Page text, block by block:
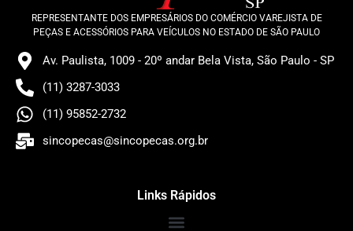
REPRESENTANTE DOS EMPRESÁRIOS DO COMÉRCIO VAREJISTA DE
PEÇAS E ACESSÓRIOS PARA VEÍCULOS NO ESTADO DE SÃO PAULO
Av. Paulista, 1009 - 20º andar Bela Vista, São Paulo - SP
(11) 3287-3033
(11) 95852-2732
sincopecas@sincopecas.org.br
Links Rápidos